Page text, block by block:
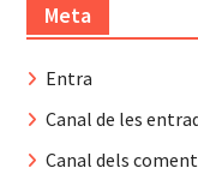
Meta
Entra
Canal de les
Canal dels